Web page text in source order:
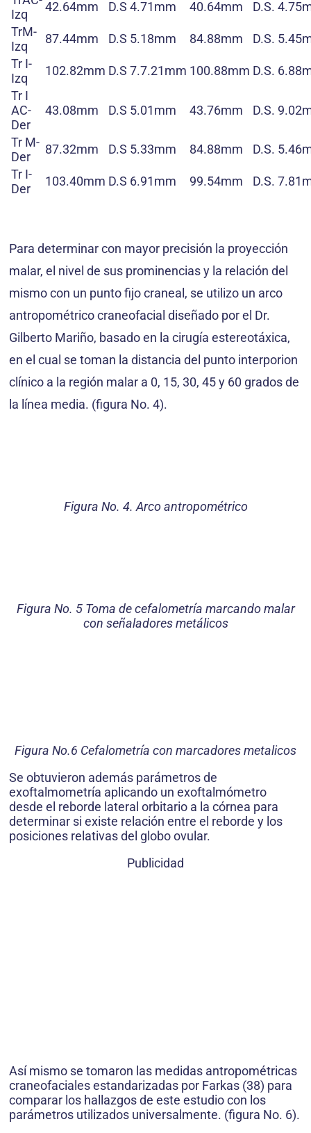
Izq
42.64mm D.S 4.71mm 40.64mm D.S.
TrM-
Izq
87.44mm D.S 5.18mm 84.88mm D.S.
Tr I-
Izq
102.82mm D.S 7.7.21mm 100.88mm D.S.
Tr I
AC-
Der
43.08mm D.S 5.01mm 43.76mm D.S.
Tr M-
Der
87.32mm D.S 5.33mm 84.88mm D.S.
Tr I-
Der
103.40mm D.S 6.91mm 99.54mm D.S.
Para determinar con mayor precisión la proyección
malar, el nivel de sus prominencias y la relación del
mismo con un punto fijo craneal, se utilizo un arco
antropométrico craneofacial diseñado por el Dr.
Gilberto Mariño, basado en la cirugía estereotáxica,
en el cual se toman la distancia del punto interporion
clínico a la región malar a 0, 15, 30, 45 y 60 grados de
la línea media. (figura No. 4).
Figura No. 4. Arco antropométrico
Figura No. 5 Toma de cefalometría marcando malar
con señaladores metálicos
Figura No.6 Cefalometría con marcadores metalicos
Se obtuvieron además parámetros de
exoftalmometría aplicando un exoftalmómetro
desde el reborde lateral orbitario a la córnea para
determinar si existe relación entre el reborde y los
posiciones relativas del globo ovular.
Publicidad
Así mismo se tomaron las medidas antropométricas
craneofaciales estandarizadas por Farkas (38) para
comparar los hallazgos de este estudio con los
parámetros utilizados universalmente. (figura No. 6).